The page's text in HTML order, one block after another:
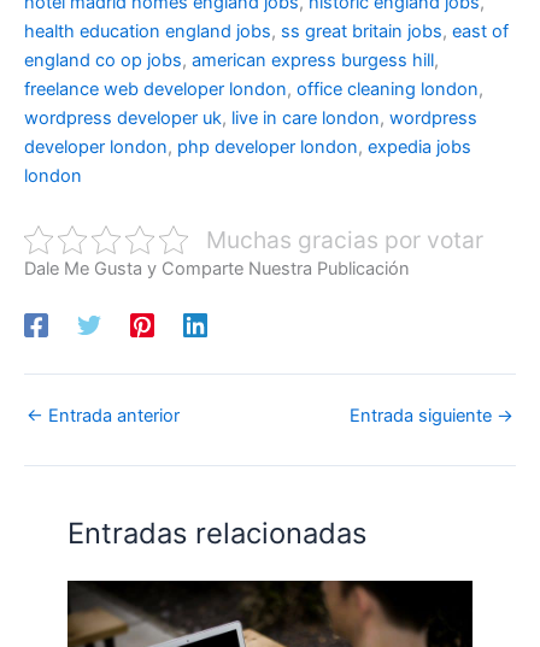
health education england jobs, ss great britain jobs, east of
england co op jobs, american express burgess hill,
freelance web developer london, office cleaning london,
wordpress developer uk, live in care london, wordpress
developer london, php developer london, expedia jobs
london
Muchas gracias por votar
Dale Me Gusta y Comparte Nuestra Publicación
← Entrada anterior Entrada siguiente →
Entradas relacionadas